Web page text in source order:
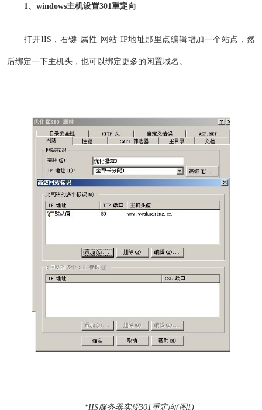
1、windows主机设置301重定向
打开IIS，右键-属性-网站-IP地址那里点编辑增加一个站点，然
后绑定一下主机头，也可以绑定更多的闲置域名。
*IIS服务器实现301重定向(图1)